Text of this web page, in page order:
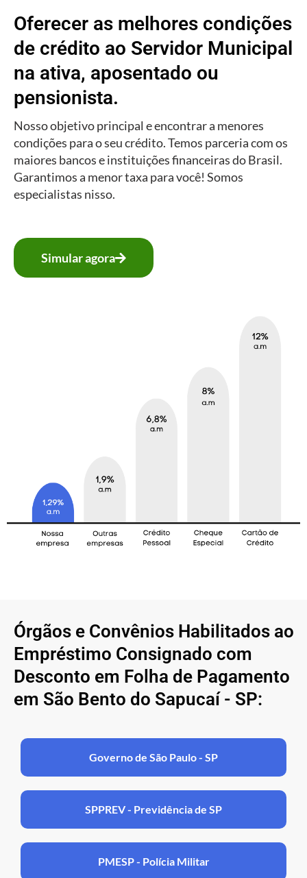
Oferecer as melhores condições
de crédito ao Servidor Municipal
na ativa, aposentado ou
pensionista.
Nosso objetivo principal e encontrar a menores
condições para o seu crédito. Temos parceria com os
maiores bancos e instituições financeiras do Brasil.
Garantimos a menor taxa para você! Somos
especialistas nisso.
Simular agora
Órgãos e Convênios Habilitados ao
Empréstimo Consignado com
Desconto em Folha de Pagamento
em São Bento do Sapucaí - SP:
Governo de São Paulo - SP
SPPREV - Previdência de SP
PMESP - Polícia Militar